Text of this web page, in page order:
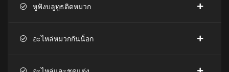
หูฟังบลูทูธติดหมวก
อะไหล่หมวกกันน็อก